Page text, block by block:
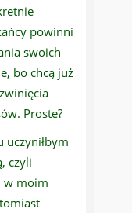
powinni
swoich
bo chcą już
Proste?
uczyniłbym
czyli
w moim